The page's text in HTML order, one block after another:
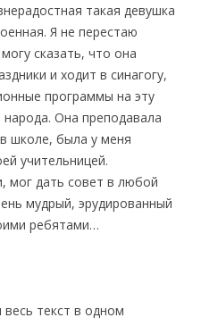
такая девушка
Я не перестаю
сказать, что она
и ходит в синагогу,
программы на эту
Она преподавала
школе, была у меня
учительницей.
мог дать совет в любой
мудрый, эрудированный
ребятами…
текст в одном